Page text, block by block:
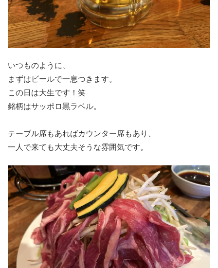
いつものように、
まずはビールで一息つきます。
この日は大生です！笑
銘柄はサッポロ黒ラベル。
テーブル席もあればカウンター席もあり、
一人で来ても大丈夫そうな雰囲気です。